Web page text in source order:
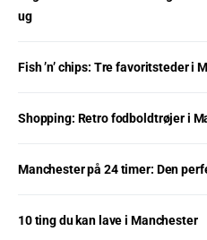
ug
Fish ’n’ chips: Tre favoritsteder i
Shopping: Retro fodboldtrøjer i
Manchester på 24 timer: Den
10 ting du kan lave i Manchester